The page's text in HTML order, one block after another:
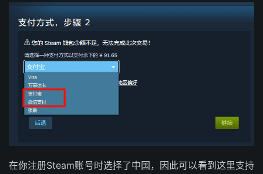
在你注册Steam账号时选择了中国，因此可以看到这里支持